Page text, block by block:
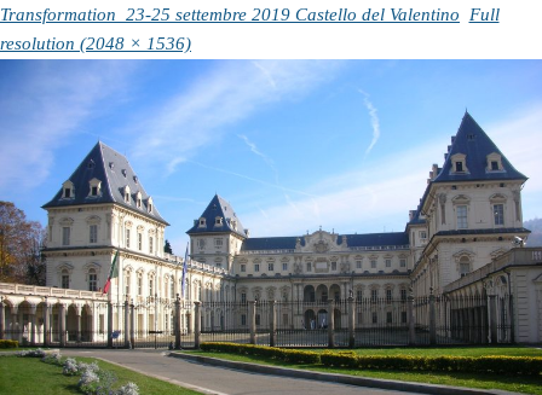
Transformation_23-25 settembre 2019 Castello del Valentino
Full
resolution (2048 × 1536)